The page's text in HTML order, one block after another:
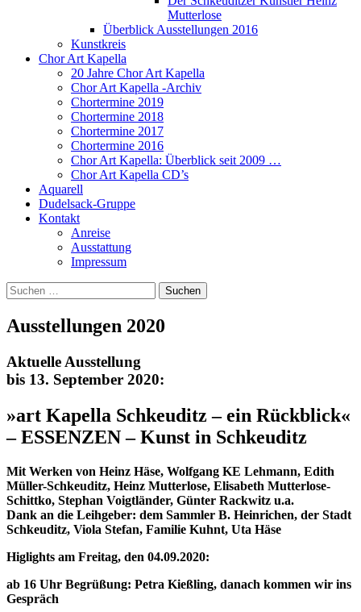
Mutterlose
Überblick Ausstellungen 2016
Kunstkreis
Chor Art Kapella
20 Jahre Chor Art Kapella
Chor Art Kapella -Archiv
Chortermine 2019
Chortermine 2018
Chortermine 2017
Chortermine 2016
Chor Art Kapella: Überblick seit 2009 …
Chor Art Kapella CD’s
Aquarell
Dudelsack-Gruppe
Kontakt
Anreise
Ausstattung
Impressum
Suchen
nach:
Ausstellungen 2020
Aktuelle Ausstellung
bis 13. September 2020:
»art Kapella Schkeuditz – ein Rückblick«
– ESSENZEN – Kunst in Schkeuditz
Mit Werken von Heinz Häse, Wolfgang KE Lehmann, Edith
Müller-Schkeuditz, Heinz Mutterlose, Elisabeth Mutterlose-
Schittko, Stephan Voigtländer, Günter Rackwitz u.a.
Dank an die Leihgeber: dem Sammler B. Heinrichen, der Stadt
Schkeuditz, Viola Stefan, Familie Kuhnt, Uta Häse
Higlights am Freitag, den 04.09.2020:
ab 16 Uhr Begrüßung: Petra Kießling, danach kommen wir ins
Gespräch